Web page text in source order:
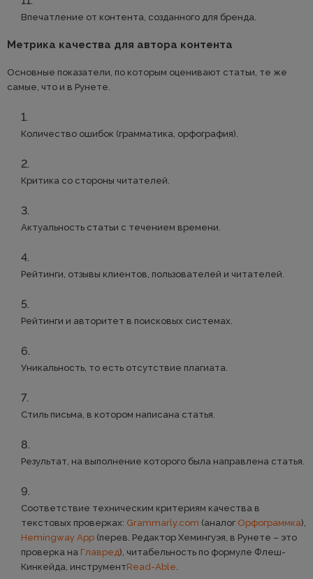
Впечатление от контента, созданного для бренда.
Метрика качества для автора контента
Основные показатели, по которым оценивают статьи, те же
самые, что и в Рунете.
Количество ошибок (грамматика, орфография).
Критика со стороны читателей.
Актуальность статьи с течением времени.
Рейтинги, отзывы клиентов, пользователей и читателей.
Рейтинги и авторитет в поисковых системах.
Уникальность, то есть отсутствие плагиата.
Стиль письма, в котором написана статья.
Результат, на выполнение которого была направлена статья.
Соответствие техническим критериям качества в
текстовых проверках: Grammarly.com (аналог Орфограммка),
Hemingway App (перев. Редактор Хемингуэя, в Рунете – это
проверка на Главред), читабельность по формуле Флеш-
Кинкейда, инструментRead-Able.